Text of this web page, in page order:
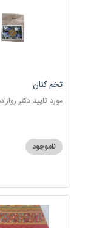
تخم کتان
مورد تایید دکتر
ناموجود